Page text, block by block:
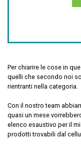
FESTIVITÀ]
migliori idee
Dettagli
Materiale:
Marchio:
Caratteristica
monete
Colore:
realizzato in
consistenza
un aspetto
migliore per
moda.
in pelle
Per chiarire le cose in
quelli che secondo noi
rientranti nella categoria.
Con il nostro team
quasi un mese
elenco esaustivo per il
prodotti trovabili dal